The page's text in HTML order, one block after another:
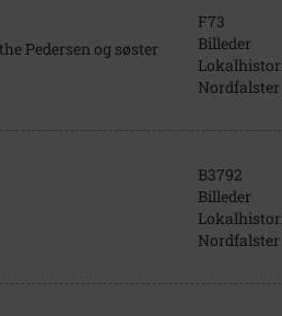
Pedersen og søster
F73
Billeder
Nordfalster
B3792
Billeder
Nordfalster